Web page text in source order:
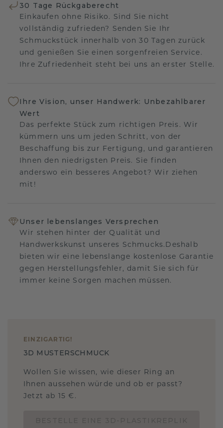
30 Tage Rückgaberecht
Einkaufen ohne Risiko. Sind Sie nicht
vollständig zufrieden? Senden Sie Ihr
Schmuckstück innerhalb von 30 Tagen zurück
und genießen Sie einen sorgenfreien Service.
Ihre Zufriedenheit steht bei uns an erster Stelle.
Ihre Vision, unser Handwerk: Unbezahlbarer
Wert
Das perfekte Stück zum richtigen Preis. Wir
kümmern uns um jeden Schritt, von der
Beschaffung bis zur Fertigung, und garantieren
Ihnen den niedrigsten Preis. Sie finden
anderswo ein besseres Angebot? Wir ziehen
mit!
Unser lebenslanges Versprechen
Wir stehen hinter der Qualität und
Handwerkskunst unseres Schmucks.Deshalb
bieten wir eine lebenslange kostenlose Garantie
gegen Herstellungsfehler, damit Sie sich für
immer keine Sorgen machen müssen.
EINZIGARTIG !
3D MUSTERSCHMUCK
Wollen Sie wissen, wie dieser Ring an
Ihnen aussehen würde und ob er passt?
Jetzt ab 15 €.